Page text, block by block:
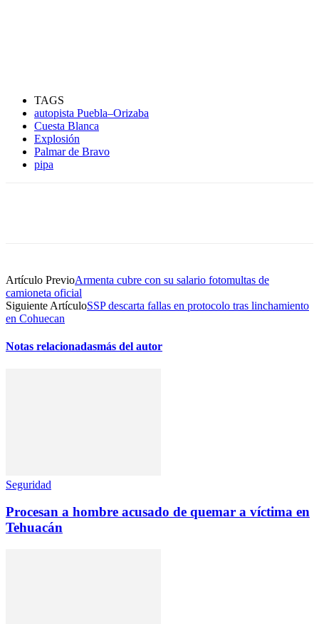
TAGS
autopista Puebla–Orizaba
Cuesta Blanca
Explosión
Palmar de Bravo
pipa
Artículo PrevioArmenta cubre con su salario fotomultas de
camioneta oficial
Siguiente ArtículoSSP descarta fallas en protocolo tras linchamiento
en Cohuecan
Notas relacionadasmás del autor
Seguridad
Procesan a hombre acusado de quemar a víctima en
Tehuacán